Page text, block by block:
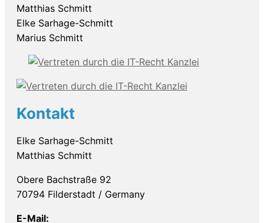
Matthias Schmitt
Elke Sarhage-Schmitt
Marius Schmitt
Kontakt
Elke Sarhage-Schmitt
Matthias Schmitt
Obere Bachstraße 92
70794 Filderstadt / Germany
E-Mail: